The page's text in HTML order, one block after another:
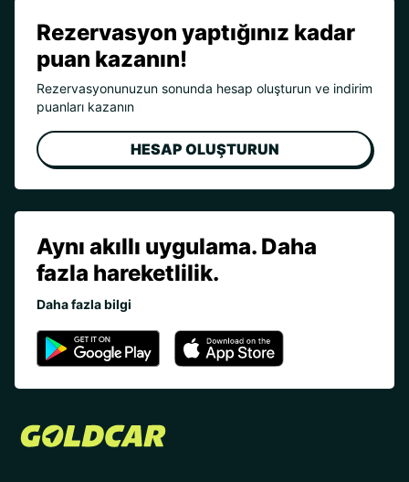
Rezervasyon yaptığınız kadar
puan kazanın!
Rezervasyonunuzun sonunda hesap oluşturun ve indirim
puanları kazanın
HESAP OLUŞTURUN
Aynı akıllı uygulama. Daha
fazla hareketlilik.
Daha fazla bilgi